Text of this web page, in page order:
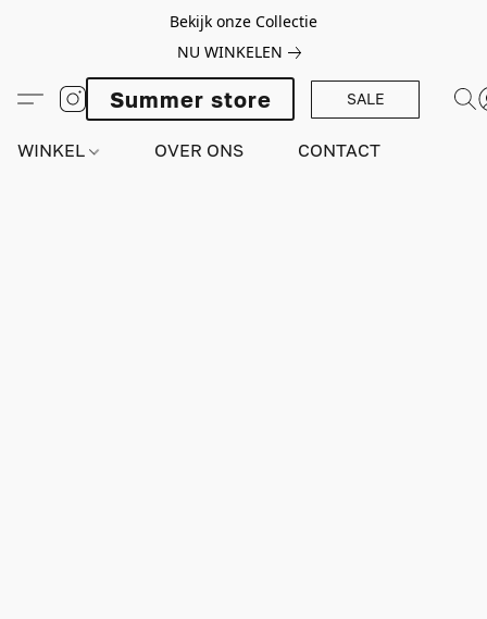
Bekijk onze Collectie
NU WINKELEN
Summer store SALE
WINKEL OVER ONS CONTACT